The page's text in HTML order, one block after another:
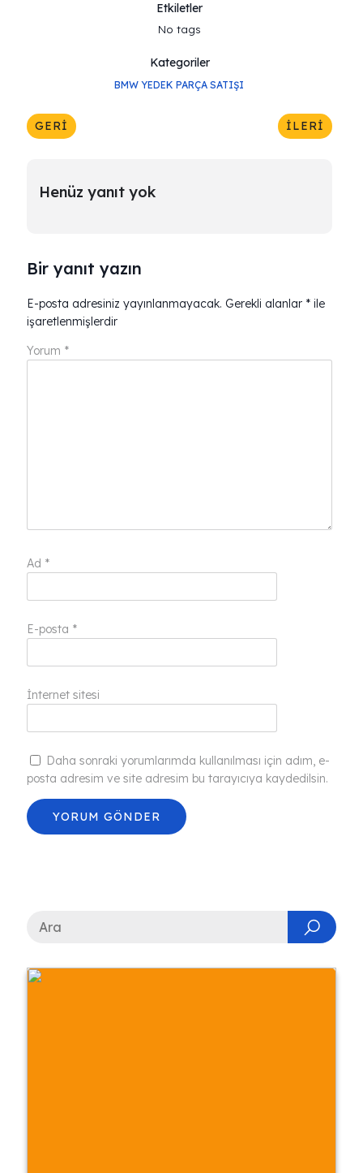
Etkiletler
No tags
Kategoriler
BMW YEDEK PARÇA SATIŞI
GERI İLERI
Henüz yanıt yok
Bir yanıt yazın
E-posta adresiniz yayınlanmayacak. Gerekli alanlar * ile
işaretlenmişlerdir
Yorum *
Ad *
E-posta *
İnternet sitesi
Daha sonraki yorumlarımda kullanılması için adım, e-
posta adresim ve site adresim bu tarayıcıya kaydedilsin.